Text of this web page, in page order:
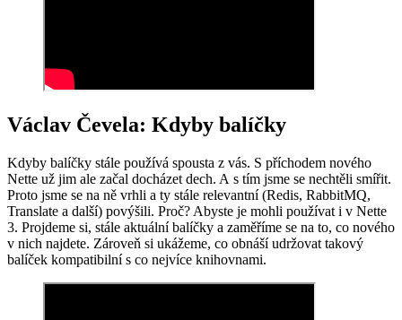
Václav Čevela: Kdyby balíčky
Kdyby balíčky stále používá spousta z vás. S příchodem nového
Nette už jim ale začal docházet dech. A s tím jsme se nechtěli smířit.
Proto jsme se na ně vrhli a ty stále relevantní (Redis, RabbitMQ,
Translate a další) povýšili. Proč? Abyste je mohli používat i v Nette
3. Projdeme si, stále aktuální balíčky a zaměříme se na to, co nového
v nich najdete. Zároveň si ukážeme, co obnáší udržovat takový
balíček kompatibilní s co nejvíce knihovnami.